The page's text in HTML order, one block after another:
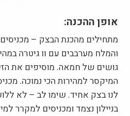
אופן ההכנה:
מתחילים מהכנת הבצק –
והמלח מערבבים עם וו גיטרה
גושים של חמאה. מוסיפים את
המיקסר למהירות הכי נמוכה.
לנו בצק אחיד. שימו לב – לא
בניילון נצמד ומכניסים למקרר ל